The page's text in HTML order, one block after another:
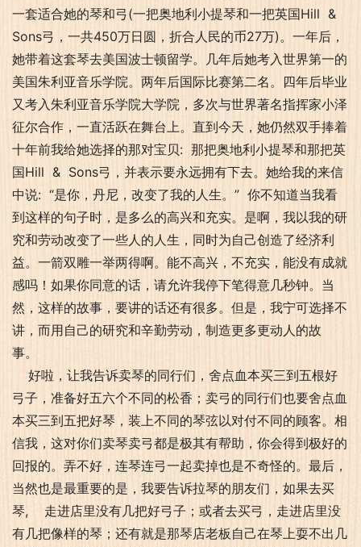
一套适合她的琴和弓(一把奥地利小提琴和一把英国Hill &
Sons弓，一共450万日圆，折合人民的币27万)。一年后，
她带着这套琴去美国波士顿留学。几年后她考入世界第一的
美国朱利亚音乐学院。两年后国际比赛第二名。四年后毕业
又考入朱利亚音乐学院大学院，多次与世界著名指挥家小泽
征尔合作，一直活跃在舞台上。直到今天，她仍然双手捧着
十年前我给她选择的那对宝贝: 那把奥地利小提琴和那把英
国Hill & Sons弓，并表示要永远拥有下去。她给我的来信
中说: “是你，丹尼，改变了我的人生。” 你不知道当我看
到这样的句子时，是多么的高兴和充实。是啊，我以我的研
究和劳动改变了一些人的人生，同时为自己创造了经济利
益。一箭双雕一举两得啊。能不高兴，不充实，能没有成就
感吗！如果你同意的话，请允许我停下笔得意几秒钟。当
然，这样的故事，要讲的话还有很多。但是，我宁可选择不
讲，而用自己的研究和辛勤劳动，制造更多更动人的故
事。
好啦，让我告诉卖琴的同行们，舍点血本买三到五根好
弓子，准备好五六个不同的松香；卖弓的同行们也要舍点血
本买三到五把好琴，装上不同的琴弦以对付不同的顾客。相
信我，这对你们卖琴卖弓都是极其有帮助，你会得到极好的
回报的。弄不好，连琴连弓一起卖掉也是不奇怪的。最后，
当然也是最重要的是，我要告诉拉琴的朋友们，如果去买
琴, 走进店里没有几把好弓子；或者去买弓，走进店里没
有几把像样的琴；还有就是那琴店老板自己在琴上耍不出几